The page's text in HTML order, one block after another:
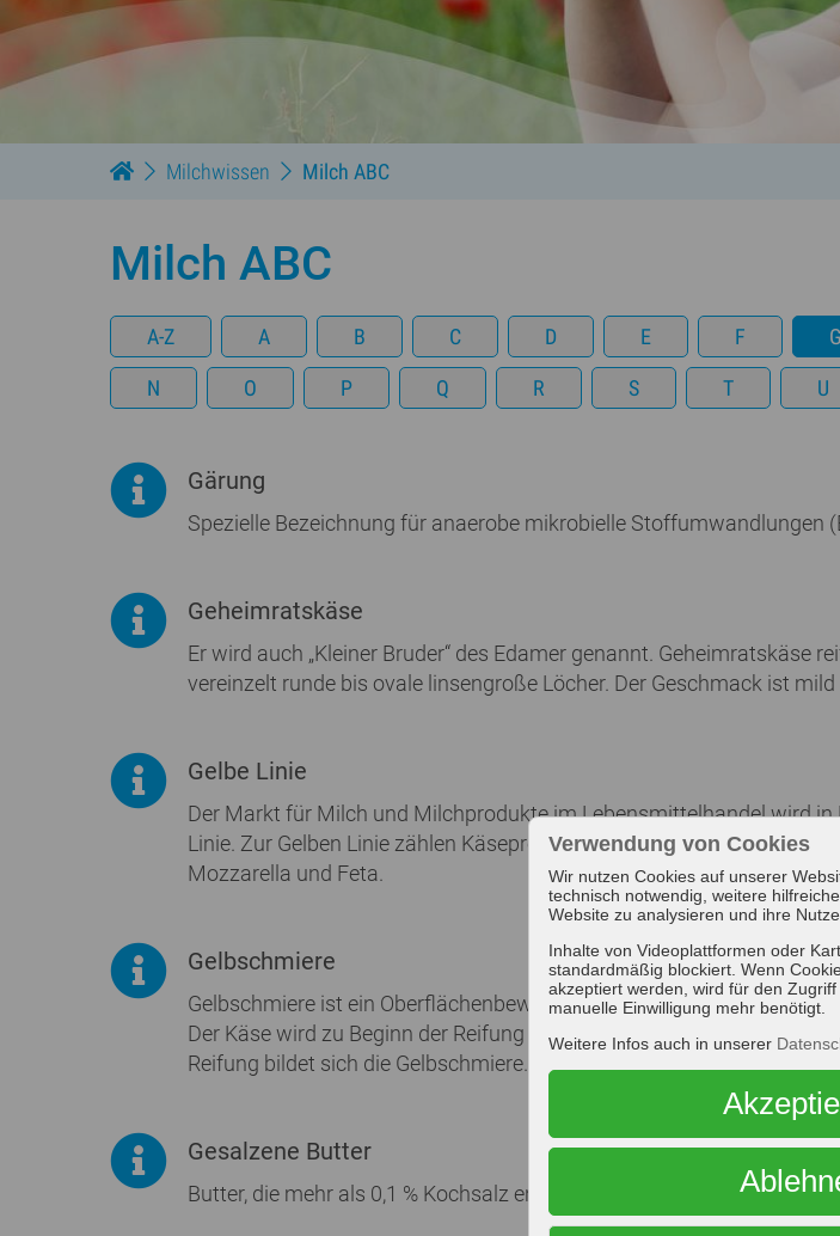
Milchwissen Milch ABC
Milch ABC
A-Z A B C D E F G
N O P Q R S T U
Gärung
Spezielle Bezeichnung für anaerobe mikrobielle Stoffumwandlungen
Geheimratskäse
Er wird auch „Kleiner Bruder“ des Edamer genannt.
vereinzelt runde bis ovale linsengroße Löcher. Der Geschmack ist
Gelbe Linie
Der Markt für Milch und Milchprodukte im Lebensmittelhandel wird
Linie. Zur Gelben Linie zählen Käseprodukte, also Naturkäse,
Mozzarella und Feta.
Gelbschmiere
Gelbschmiere ist ein Oberflächenbewuchs von Käse (Harzer etc.)
Der Käse wird zu Beginn der Reifung mit einer flüssigen
Reifung bildet sich die Gelbschmiere.
Gesalzene Butter
Butter, die mehr als 0,1 % Kochsalz enthält. Im allgemeinen sind 0,5 –
Verwendung von Cookies
Wir nutzen Cookies auf unserer
technisch notwendig, weitere
Website zu analysieren und ihre
Inhalte von Videoplattformen oder
standardmäßig blockiert. Wenn
akzeptiert werden, wird für den
manuelle Einwilligung mehr benötigt.
Weitere Infos auch in unserer